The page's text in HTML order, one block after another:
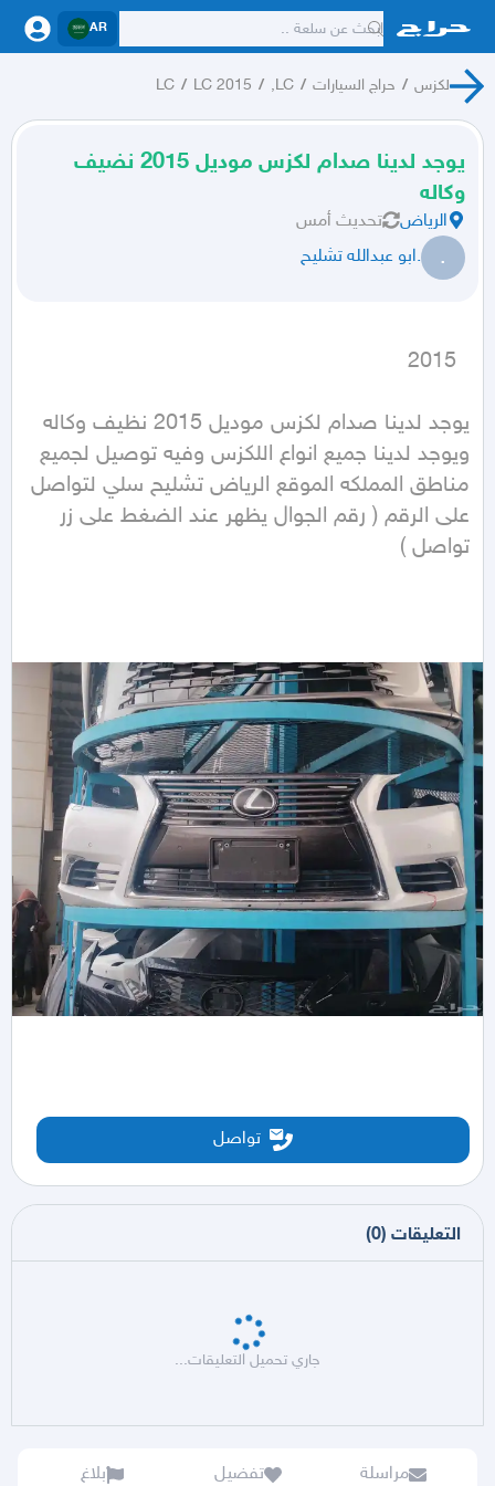
AR
لكزس / حراج السيارات /
LC,
/
LC 2015
/
LC
يوجد لدينا صدام لكزس موديل 2015 نضيف
وكاله
الرياض تحديث أمس
. .ابو عبدالله تشليح
تواصل )
تواصل
التعليقات (
0
)
جاري تحميل التعليقات...
مراسلة تفضيل بلاغ